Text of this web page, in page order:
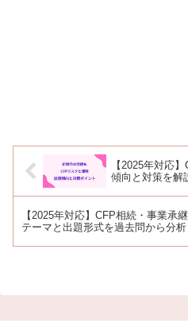
【2025年対応
傾向と対策を解
【2025年対応】CFP相続・事業承
テーマと出題形式を過去問から分析